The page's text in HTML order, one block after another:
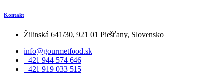
Kontakt
Žilinská 641/30, 921 01 Piešťany, Slovensko
info@gourmetfood.sk
+421 944 574 646
+421 919 033 515